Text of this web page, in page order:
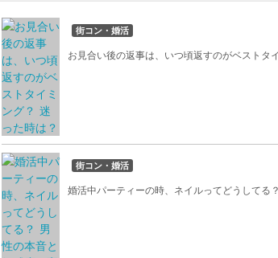
街コン・婚活
お見合い後の返事は、いつ頃返すのがベストタ
街コン・婚活
婚活中パーティーの時、ネイルってどうしてる